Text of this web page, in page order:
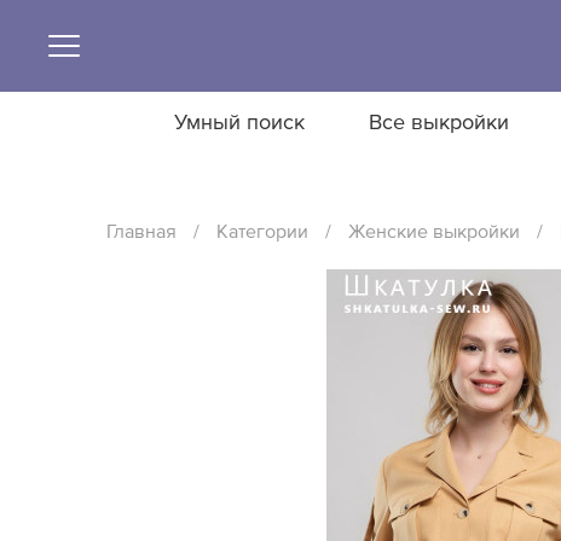
Умный поиск Все выкройки
Главная / Категории / Женские выкройки /